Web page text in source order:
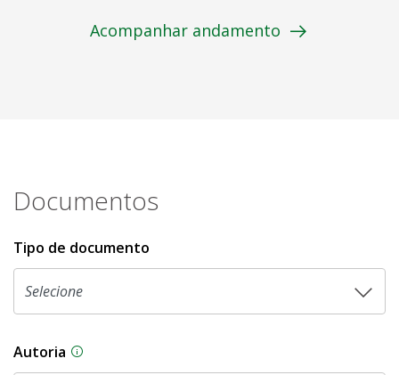
Acompanhar andamento
Documentos
Tipo de documento
Autoria As proposições legislativas na CLDF podem